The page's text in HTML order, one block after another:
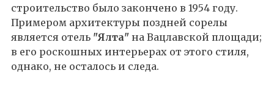
строительство было закончено в 1954 году.
Примером архитектуры поздней сорелы
является отель "Ялта" на Вацлавской площади;
в его роскошных интерьерах от этого стиля,
однако, не осталось и следа.